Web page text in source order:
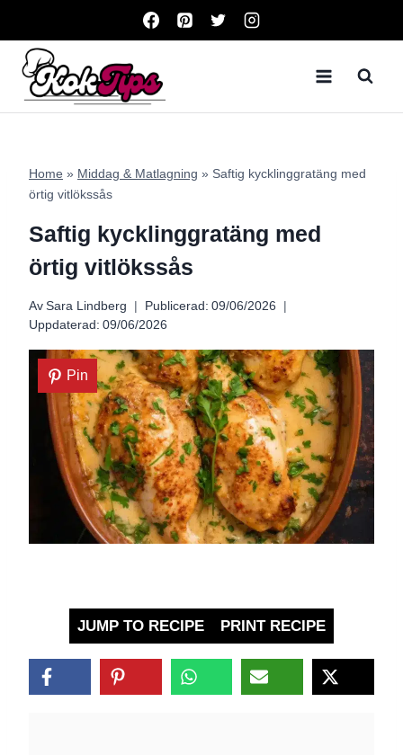
content
Home » Middag & Matlagning » Saftig kycklinggratäng med
örtig vitlökssås
Saftig kycklinggratäng med
örtig vitlökssås
Av Sara Lindberg Publicerad: 09/06/2026
Uppdaterad: 09/06/2026
Pin
JUMP TO RECIPE PRINT RECIPE